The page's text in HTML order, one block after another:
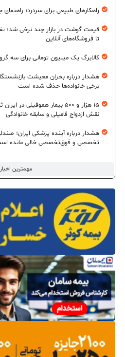
مهمترین اخبار
راهکارهای طبیعی برای سردرد؛
قیمت گوشت در بازار چند نرخی شد؛
تا فروشگاه‌های آنلاین
کالابرگ یک میلیون تومانی برای سه
هشدار درباره بحران معیشت
برخی خانواده‌ها حذف شده است
۱۵ هزار و ۵۰۰ بیمار هموفیلی
نقش ازدواج فامیلی و سابقه خانوادگی
تخصصی و فوق‌تخصصی خالی مانده